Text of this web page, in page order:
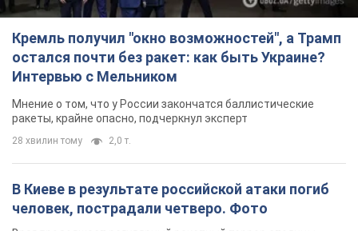
Кремль получил "окно возможностей", а Трамп
остался почти без ракет: как быть Украине?
Интервью с Мельником
Мнение о том, что у России закончатся баллистические
ракеты, крайне опасно, подчеркнул эксперт
28 хвилин тому 2,0 т.
В Киеве в результате российской атаки погиб
человек, пострадали четверо. Фото